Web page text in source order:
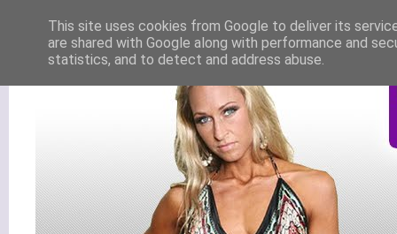
This site uses cookies from Google to deliver its
are shared with Google along with performance and
statistics, and to detect and address abuse.